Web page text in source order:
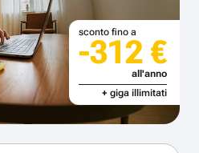
sconto fino a
-312 €
all'anno
+ giga illimitati